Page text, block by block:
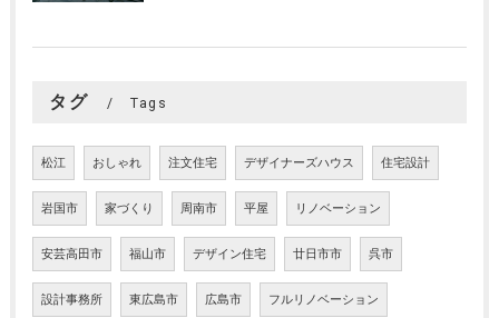
タグ Tags
松江 おしゃれ 注文住宅 デザイナーズハウス 住宅設計
岩国市 家づくり 周南市 平屋 リノベーション
安芸高田市 福山市 デザイン住宅 廿日市市 呉市
設計事務所 東広島市 広島市 フルリノベーション